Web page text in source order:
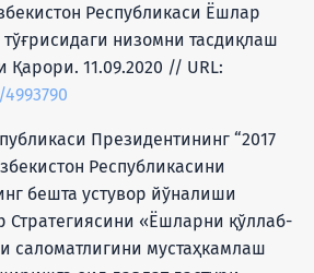
Республикаси Ёшлар
низомни тасдиқлаш
Қарори. 11.09.2020 // URL:
Президентининг “2017
Республикасини
бешта устувор йўналиши
Стратегиясини «Ёшларни қўллаб-
саломатлигини мустаҳкамлаш